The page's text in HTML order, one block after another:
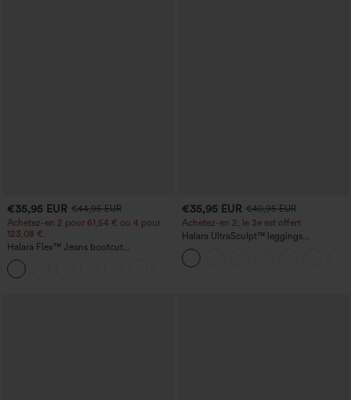
€35,95 EUR €44,95 EUR
Achetez-en 2 pour 61,54 € ou 4 pour
123,08 €.
Halara Flex™ Jeans bootcut
décontractés taille haute, effet délavé,
avec poches
€35,95 EUR €40,95 EUR
Achetez-en 2, le 3e est offert
Halara UltraSculpt™ leggings
d'entraînement taille haute — fronces
liftantes pour le fessier, maintien gainant
du ventre et poche